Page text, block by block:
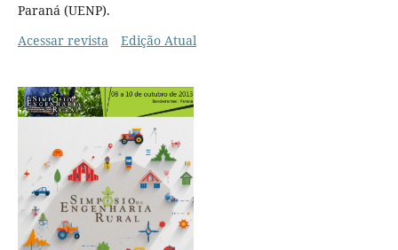
Paraná (UENP).
Acessar revista
Edição Atual